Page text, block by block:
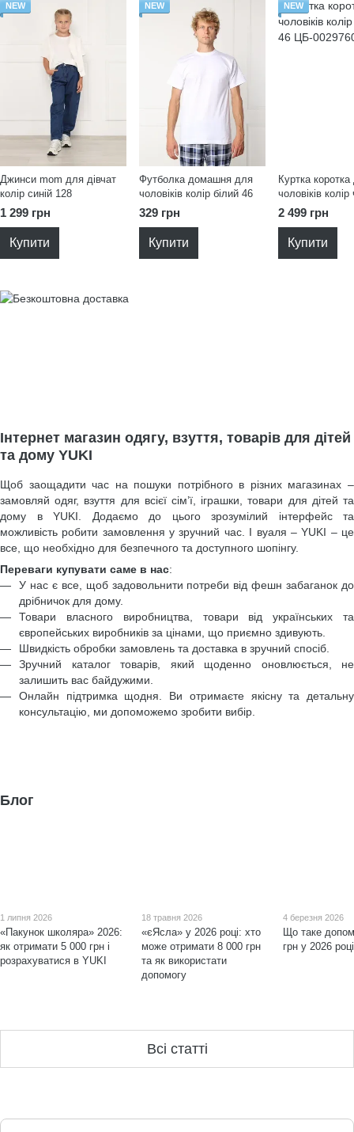
NEW
Джинси mom для дівчат
колір синій 128
1 299 грн
Купити
NEW
Футболка домашня для
чоловіків колір білий 46
329 грн
Купити
NEW
Куртка
чоловіків
2 499 грн
Купити
Інтернет магазин одягу, взуття, товарів для дітей
та дому YUKI
Щоб заощадити час на пошуки потрібного в різних магазинах –
замовляй одяг, взуття для всієї сім’ї, іграшки, товари для дітей та
дому в YUKI. Додаємо до цього зрозумілий інтерфейс та
можливість робити замовлення у зручний час. І вуаля – YUKI – це
все, що необхідно для безпечного та доступного шопінгу.
Переваги купувати саме в нас:
У нас є все, щоб задовольнити потреби від фешн забаганок до
дрібничок для дому.
Товари власного виробництва, товари від українських та
європейських виробників за цінами, що приємно здивують.
Швидкість обробки замовлень та доставка в зручний спосіб.
Зручний каталог товарів, який щоденно оновлюється, не
залишить вас байдужими.
Онлайн підтримка щодня. Ви отримаєте якісну та детальну
консультацію, ми допоможемо зробити вибір.
Блог
1 липня 2026
«Пакунок школяра» 2026:
як отримати 5 000 грн і
розрахуватися в YUKI
18 травня 2026
«єЯсла» у 2026 році: хто
може отримати 8 000 грн
та як використати
допомогу
4 березня 2026
Що таке
грн у 2026 році
Всі статті